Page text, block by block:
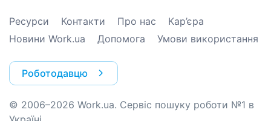
Ресурси Контакти Про нас
Кар’єра
Новини Work.ua
Допомога Умови використання
Роботодавцю
© 2006–2026 Work.ua. Сервіс пошуку роботи №1 в